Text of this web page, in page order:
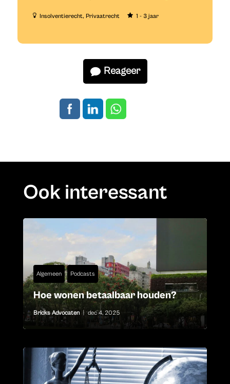
Insolventierecht Privaatrecht 1 - 3 jaar
Reageer
Ook interessant
Algemeen Podcasts
Hoe wonen betaalbaar houden?
Bricks Advocaten | dec 4, 2025